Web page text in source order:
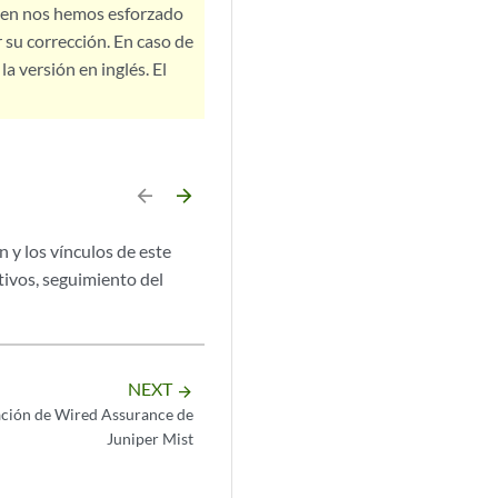
nos hemos esforzado
corrección. En caso de
versión en inglés. El
arrow_backward arrow_forward
y los vínculos de este
seguimiento del
NEXT arrow_forward
de Wired Assurance de
Juniper Mist